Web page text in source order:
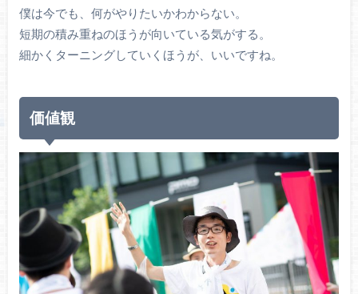
僕は今でも、何がやりたいかわからない。
短期の積み重ねのほうが向いている気がする。
細かくターニングしていくほうが、いいですね。
価値観